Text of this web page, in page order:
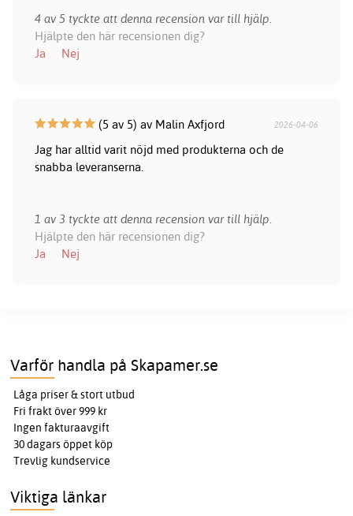
4 av 5 tyckte att denna recension var till hjälp.
Hjälpte den här recensionen dig?
Ja
Nej
(5 av 5) av Malin Axfjord 2026-04-06
Jag har alltid varit nöjd med produkterna och de
snabba leveranserna.
1 av 3 tyckte att denna recension var till hjälp.
Hjälpte den här recensionen dig?
Ja
Nej
Varför handla på Skapamer.se
Låga priser & stort utbud
Fri frakt över 999 kr
Ingen fakturaavgift
30 dagars öppet köp
Trevlig kundservice
Viktiga länkar